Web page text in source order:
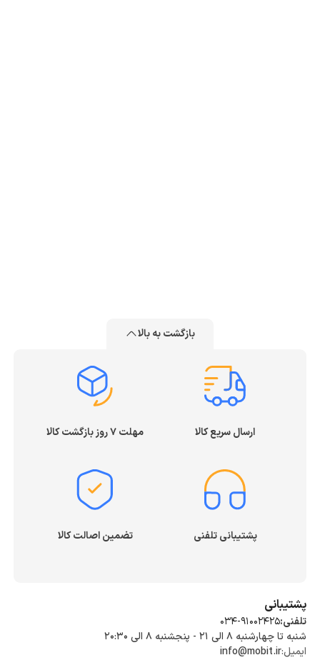
بازگشت به بالا
ارسال سریع کالا مهلت ۷ روز بازگشت کالا
پشتیبانی تلفنی تضمین اصالت کالا
پشتیبانی
تلفنی:034-91002425
شنبه تا چهارشنبه ۸ الی ۲۱ - پنجشنبه 8 الی ۲۰:۳۰
ایمیل:info@mobit.ir